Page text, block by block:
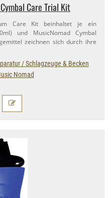
Care Trial Kit
Care Kit beinhaltet je ein
und MusicNomad Cymbal
zeichnen sich durch ihre
/ Schlagzeuge & Becken
Nomad